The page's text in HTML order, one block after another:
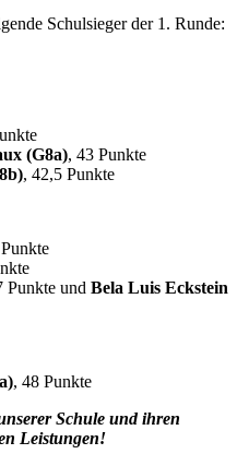
Schulsieger der 1. Runde:
(G8a), 43 Punkte
, 42,5 Punkte
Punkte und Bela Luis Eckstein
, 48 Punkte
Schule und ihren
Leistungen!